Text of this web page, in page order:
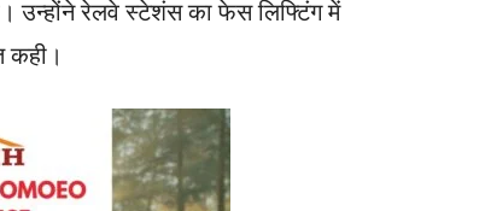
उन्होंने रेलवे स्टेशंस का फेस लिफ्टिंग में
कही।